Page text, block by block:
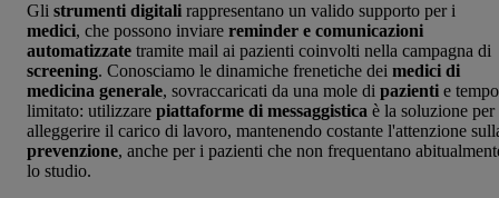
Gli strumenti digitali rappresentano un valido supporto per i
medici, che possono inviare reminder e comunicazioni
automatizzate tramite mail ai pazienti coinvolti nella campagna di
screening. Conosciamo le dinamiche frenetiche dei medici di
medicina generale, sovraccaricati da una mole di pazienti e tempo
limitato: utilizzare piattaforme di messaggistica è la soluzione per
alleggerire il carico di lavoro, mantenendo costante l'attenzione
prevenzione, anche per i pazienti che non frequentano
lo studio.